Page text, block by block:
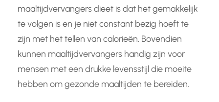
maaltijdvervangers dieet is dat het gemakkelijk
te volgen is en je niet constant bezig hoeft te
zijn met het tellen van calorieën. Bovendien
kunnen maaltijdvervangers handig zijn voor
mensen met een drukke levensstijl die moeite
hebben om gezonde maaltijden te bereiden.